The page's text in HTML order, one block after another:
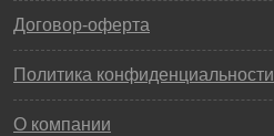
Договор-оферта
Политика конфиденциальности
О компании